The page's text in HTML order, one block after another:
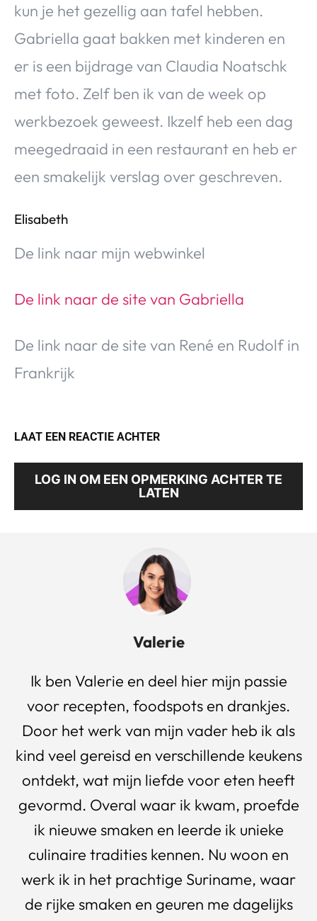
kun je het gezellig aan tafel hebben.
Gabriella gaat bakken met kinderen en
er is een bijdrage van Claudia Noatschk
met foto. Zelf ben ik van de week op
werkbezoek geweest. Ikzelf heb een dag
meegedraaid in een restaurant en heb er
een smakelijk verslag over geschreven.
Elisabeth
De link naar mijn webwinkel
De link naar de site van Gabriella
De link naar de site van René en Rudolf in
Frankrijk
LAAT EEN REACTIE ACHTER
LOG IN OM EEN OPMERKING ACHTER TE
LATEN
Valerie
Ik ben Valerie en deel hier mijn passie
voor recepten, foodspots en drankjes.
Door het werk van mijn vader heb ik als
kind veel gereisd en verschillende keukens
ontdekt, wat mijn liefde voor eten heeft
gevormd. Overal waar ik kwam, proefde
ik nieuwe smaken en leerde ik unieke
culinaire tradities kennen. Nu woon en
werk ik in het prachtige Suriname, waar
de rijke smaken en geuren me dagelijks